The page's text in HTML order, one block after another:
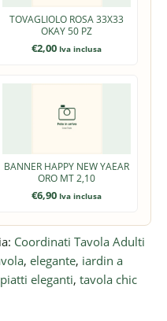
TOVAGLIOLO ROSA 33X33
OKAY 50 PZ
€2,00 Iva inclusa
BANNER HAPPY NEW YAEAR
ORO MT 2,10
€6,90 Iva inclusa
Coordinati Tavola Adulti
, elegante, iardin a
piatti eleganti, tavola chic